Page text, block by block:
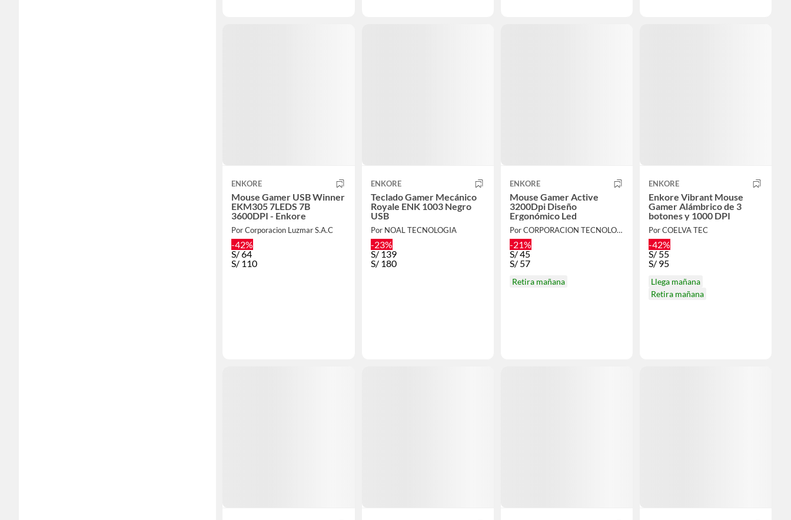
ENKORE
Mouse Gamer USB Winner
EKM305 7LEDS 7B
3600DPI - Enkore
Por Corporacion Luzmar S.A.C
-42%
S/64
S/ 110
ENKORE
Teclado Gamer Mecánico
Royale ENK 1003 Negro
USB
Por NOAL TECNOLOGIA
-23%
S/ 139
S/ 180
ENKORE
Mouse Gamer Active
3200Dpi Diseño
Ergonómico Led
Por CORPORACION TECNOLOGIA AVANZADA
-21%
S/45
S/ 57
Retira mañana
ENKORE
Enkore Vibrant Mouse
Gamer Alámbrico de 3
botones y 1000 DPI
Por COELVA TEC
-42%
S/ 55
S/ 95
Llega mañana
Retira mañana